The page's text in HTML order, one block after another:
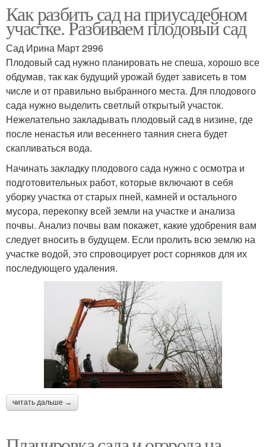
Как разбить сад на приусадебном
участке. Разбиваем плодовый сад
Сад Ирина Март 2996
Плодовый сад нужно планировать не спеша, хорошо все
обдумав, так как будущий урожай будет зависеть в том
числе и от правильно выбранного места. Для плодового
сада нужно выделить светлый открытый участок.
Нежелательно закладывать плодовый сад в низине, где
после ненастья или весеннего таяния снега будет
скапливаться вода.
Начинать закладку плодового сада нужно с осмотра и
подготовительных работ, которые включают в себя
уборку участка от старых пней, камней и остального
мусора, перекопку всей земли на участке и анализа
почвы. Анализ почвы вам покажет, какие удобрения вам
следует вносить в будущем. Если пролить всю землю на
участке водой, это спровоцирует рост сорняков для их
последующего удаления.
читать дальше →